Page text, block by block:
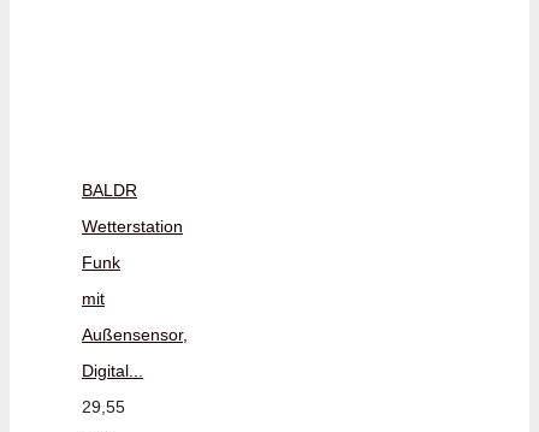
BALDR
Wetterstation
Funk
mit
Außensensor,
Digital...
29,55